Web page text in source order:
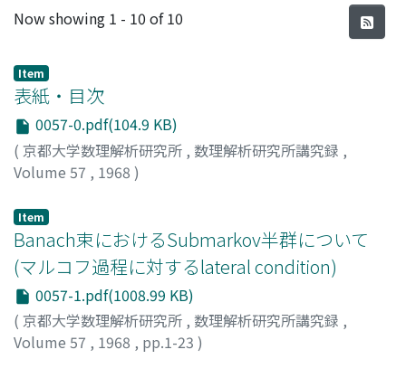
Recent Submissions
Now showing 1 - 10 of 10
Item
表紙・目次
0057-0.pdf(104.9 KB)
( 京都大学数理解析研究所 , 数理解析研究所講究録 ,
Volume 57 , 1968 )
Item
Banach束におけるSubmarkov半群について
(マルコフ過程に対するlateral condition)
0057-1.pdf(1008.99 KB)
( 京都大学数理解析研究所 , 数理解析研究所講究録 ,
Volume 57 , 1968 , pp.1-23 )